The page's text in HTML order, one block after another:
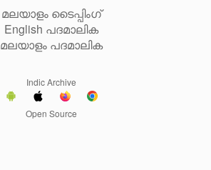
മലയാളം ടൈപ്പിംഗ്
English പദമാലിക
മലയാളം പദമാലിക
Indic Archive
Open Source